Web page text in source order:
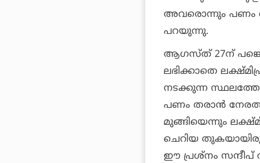
അവരൊന്നും പണം
പറയുന്നു.
ആഗസ്ത് 27ന്
ലഭിക്കാതെ
നടക്കുന്ന
പണം തരാന്‍
മുങ്ങിയെന്നും
ചെറിയ
ഈ പ്രശ്‌നം